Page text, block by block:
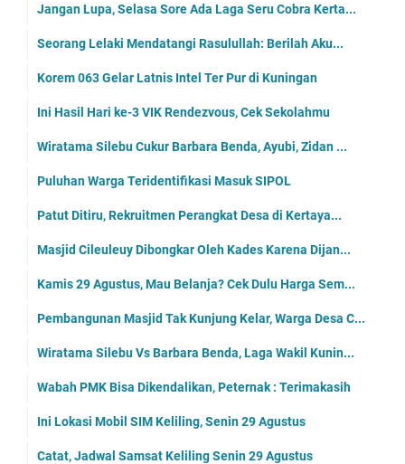
Jangan Lupa, Selasa Sore Ada Laga Seru Cobra Kerta...
Seorang Lelaki Mendatangi Rasulullah: Berilah Aku...
Korem 063 Gelar Latnis Intel Ter Pur di Kuningan
Ini Hasil Hari ke-3 VIK Rendezvous, Cek Sekolahmu
Wiratama Silebu Cukur Barbara Benda, Ayubi, Zidan ...
Puluhan Warga Teridentifikasi Masuk SIPOL
Patut Ditiru, Rekruitmen Perangkat Desa di Kertaya...
Masjid Cileuleuy Dibongkar Oleh Kades Karena Dijan...
Kamis 29 Agustus, Mau Belanja? Cek Dulu Harga Sem...
Pembangunan Masjid Tak Kunjung Kelar, Warga Desa C...
Wiratama Silebu Vs Barbara Benda, Laga Wakil Kunin...
Wabah PMK Bisa Dikendalikan, Peternak : Terimakasih
Ini Lokasi Mobil SIM Keliling, Senin 29 Agustus
Catat, Jadwal Samsat Keliling Senin 29 Agustus